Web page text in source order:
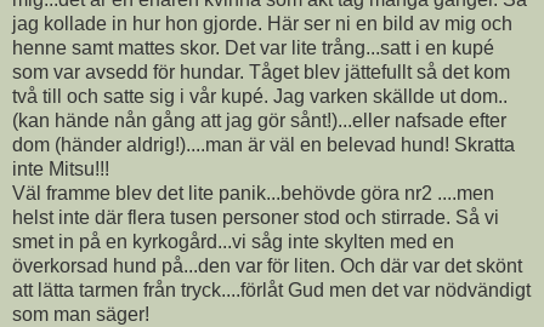
jag kollade in hur hon gjorde. Här ser ni en bild av mig och
henne samt mattes skor. Det var lite trång...satt i en kupé
som var avsedd för hundar. Tåget blev jättefullt så det kom
två till och satte sig i vår kupé. Jag varken skällde ut dom..
(kan hände nån gång att jag gör sånt!)...eller nafsade efter
dom (händer aldrig!)....man är väl en belevad hund! Skratta
inte Mitsu!!!
Väl framme blev det lite panik...behövde göra nr2 ....men
helst inte där flera tusen personer stod och stirrade. Så vi
smet in på en kyrkogård...vi såg inte skylten med en
överkorsad hund på...den var för liten. Och där var det skönt
att lätta tarmen från tryck....förlåt Gud men det var nödvändigt
som man säger!